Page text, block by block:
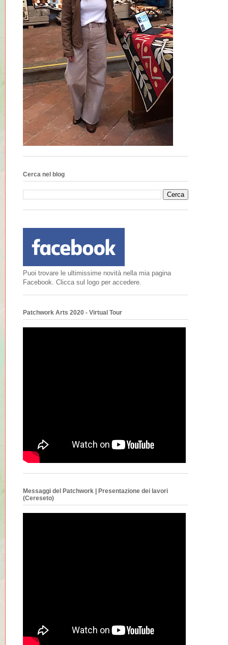
Cerca nel blog
Puoi trovare le ultimissime novità nella mia pagina
Facebook. Clicca sul logo per accedere.
Patchwork Arts 2020 - Virtual Tour
Messaggi del Patchwork | Presentazione dei lavori
(Cereseto)